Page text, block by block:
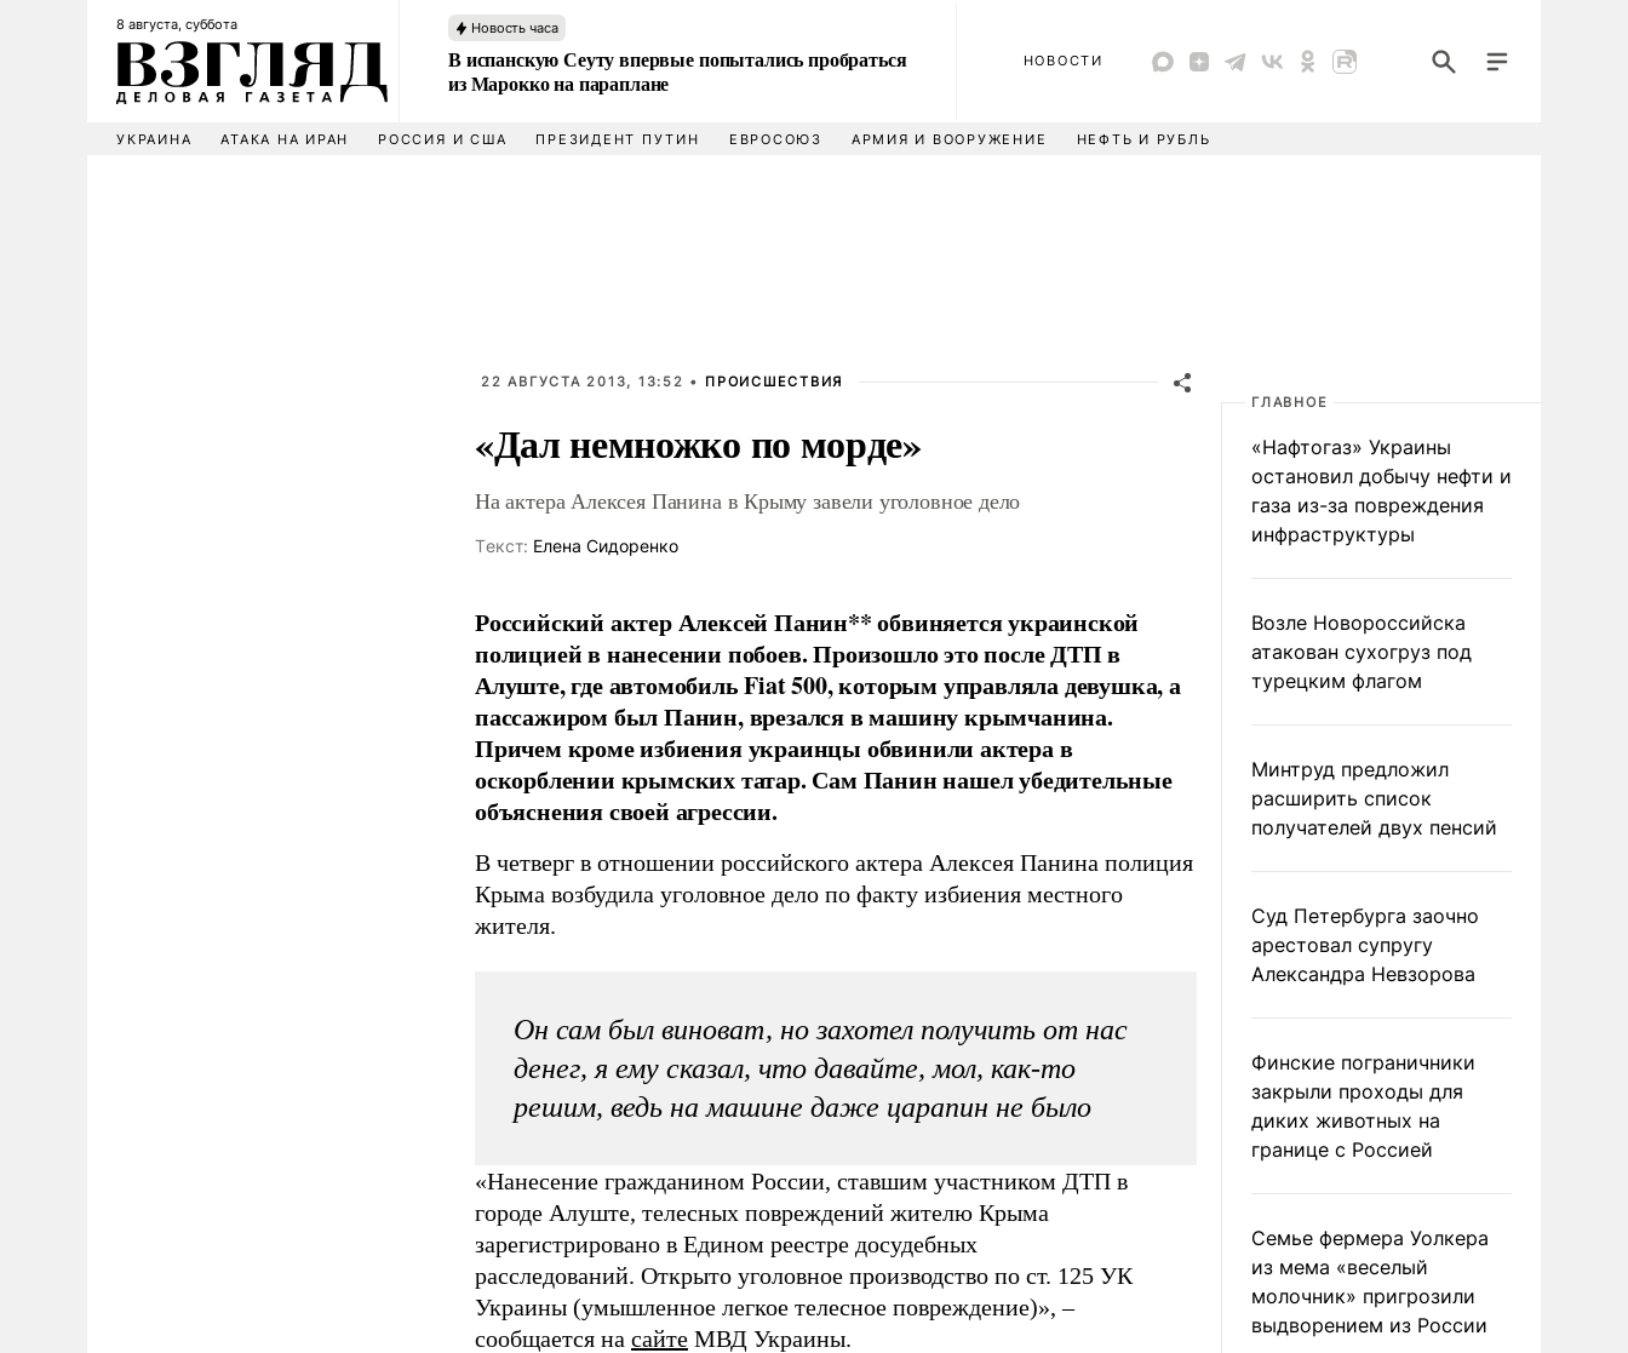
8 августа, суббота Новость часа
В испанскую Сеуту впервые попытались пробраться
из Марокко на параплане
НОВОСТИ
УКРАИНА АТАКА НА ИРАН РОССИЯ И США ПРЕЗИДЕНТ ПУТИН ЕВРОСОЮЗ АРМИЯ И ВООРУЖЕНИЕ НЕФТЬ И РУБЛЬ
22 АВГУСТА 2013, 13:52 • ПРОИСШЕСТВИЯ
«Дал немножко по морде»
На актера Алексея Панина в Крыму завели уголовное дело
Tекст: Елена Сидоренко
Российский актер Алексей Панин** обвиняется украинской
полицией в нанесении побоев. Произошло это после ДТП в
Алуште, где автомобиль Fiat 500, которым управляла девушка, а
пассажиром был Панин, врезался в машину крымчанина.
Причем кроме избиения украинцы обвинили актера в
оскорблении крымских татар. Сам Панин нашел убедительные
объяснения своей агрессии.
В четверг в отношении российского актера Алексея Панина полиция
Крыма возбудила уголовное дело по факту избиения местного
жителя.
Он сам был виноват, но захотел получить от нас
денег, я ему сказал, что давайте, мол, как-то
решим, ведь на машине даже царапин не было
«Нанесение гражданином России, ставшим участником ДТП в
городе Алуште, телесных повреждений жителю Крыма
зарегистрировано в Едином реестре досудебных
расследований. Открыто уголовное производство по ст. 125 УК
Украины (умышленное легкое телесное повреждение)», –
сообщается на сайте МВД Украины.
ГЛАВНОЕ
«Нафтогаз» Украины
остановил добычу нефти и
газа из-за повреждения
инфраструктуры
Возле Новороссийска
атакован сухогруз под
турецким флагом
Минтруд предложил
расширить список
получателей двух пенсий
Суд Петербурга заочно
арестовал супругу
Александра Невзорова
Финские пограничники
закрыли проходы для
диких животных на
границе с Россией
Семье фермера Уолкера
из мема «веселый
молочник» пригрозили
выдворением из России